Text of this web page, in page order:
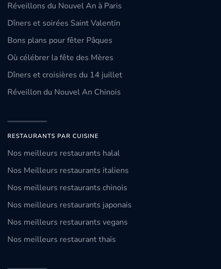
Réveillons du Nouvel An à Paris
Dîners et soirées Saint Valentin
Bons plans pour fêter Pâques
Où célébrer la fête des Mères
Dîners et croisières du 14 juillet
Réveillon du Nouvel An Chinois
RESTAURANTS PAR CUISINE
Nos meilleurs restaurants halal
Nos Meilleurs restaurants italiens
Nos meilleurs restaurants chinois
Nos meilleurs restaurants japonais
Nos meilleurs restaurants vegans
Nos meilleurs restaurant thaïs